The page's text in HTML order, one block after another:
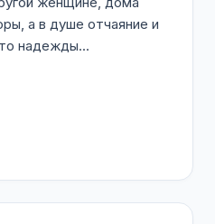
а в душе отчаяние и
надежды...